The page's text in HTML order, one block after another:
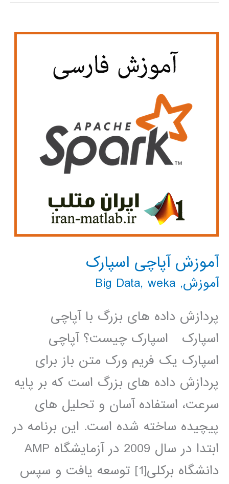
آموزش آپاچی اسپارک
آموزش,
Big Data, weka
پردازش داده های بزرگ با آپاچی
اسپارک اسپارک چیست؟ آپاچی
اسپارک یک فریم ورک متن باز برای
پردازش داده های بزرگ است که بر پایه
سرعت، استفاده آسان و تحلیل های
پیچیده ساخته شده است. این برنامه در
ابتدا در سال 2009 در آزمایشگاه AMP
دانشگاه برکلی[1] توسعه یافت و سپس